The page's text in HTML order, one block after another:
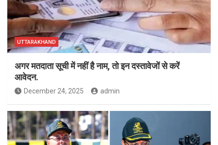
UTTARAKHAND
अगर मतदाता सूची में नहीं है नाम, तो इन दस्तावेजों से करें
आवेदन.
December 24, 2025 admin